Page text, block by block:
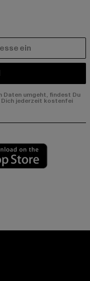
Daten umgeht, findest Du
Dich jederzeit kostenfei